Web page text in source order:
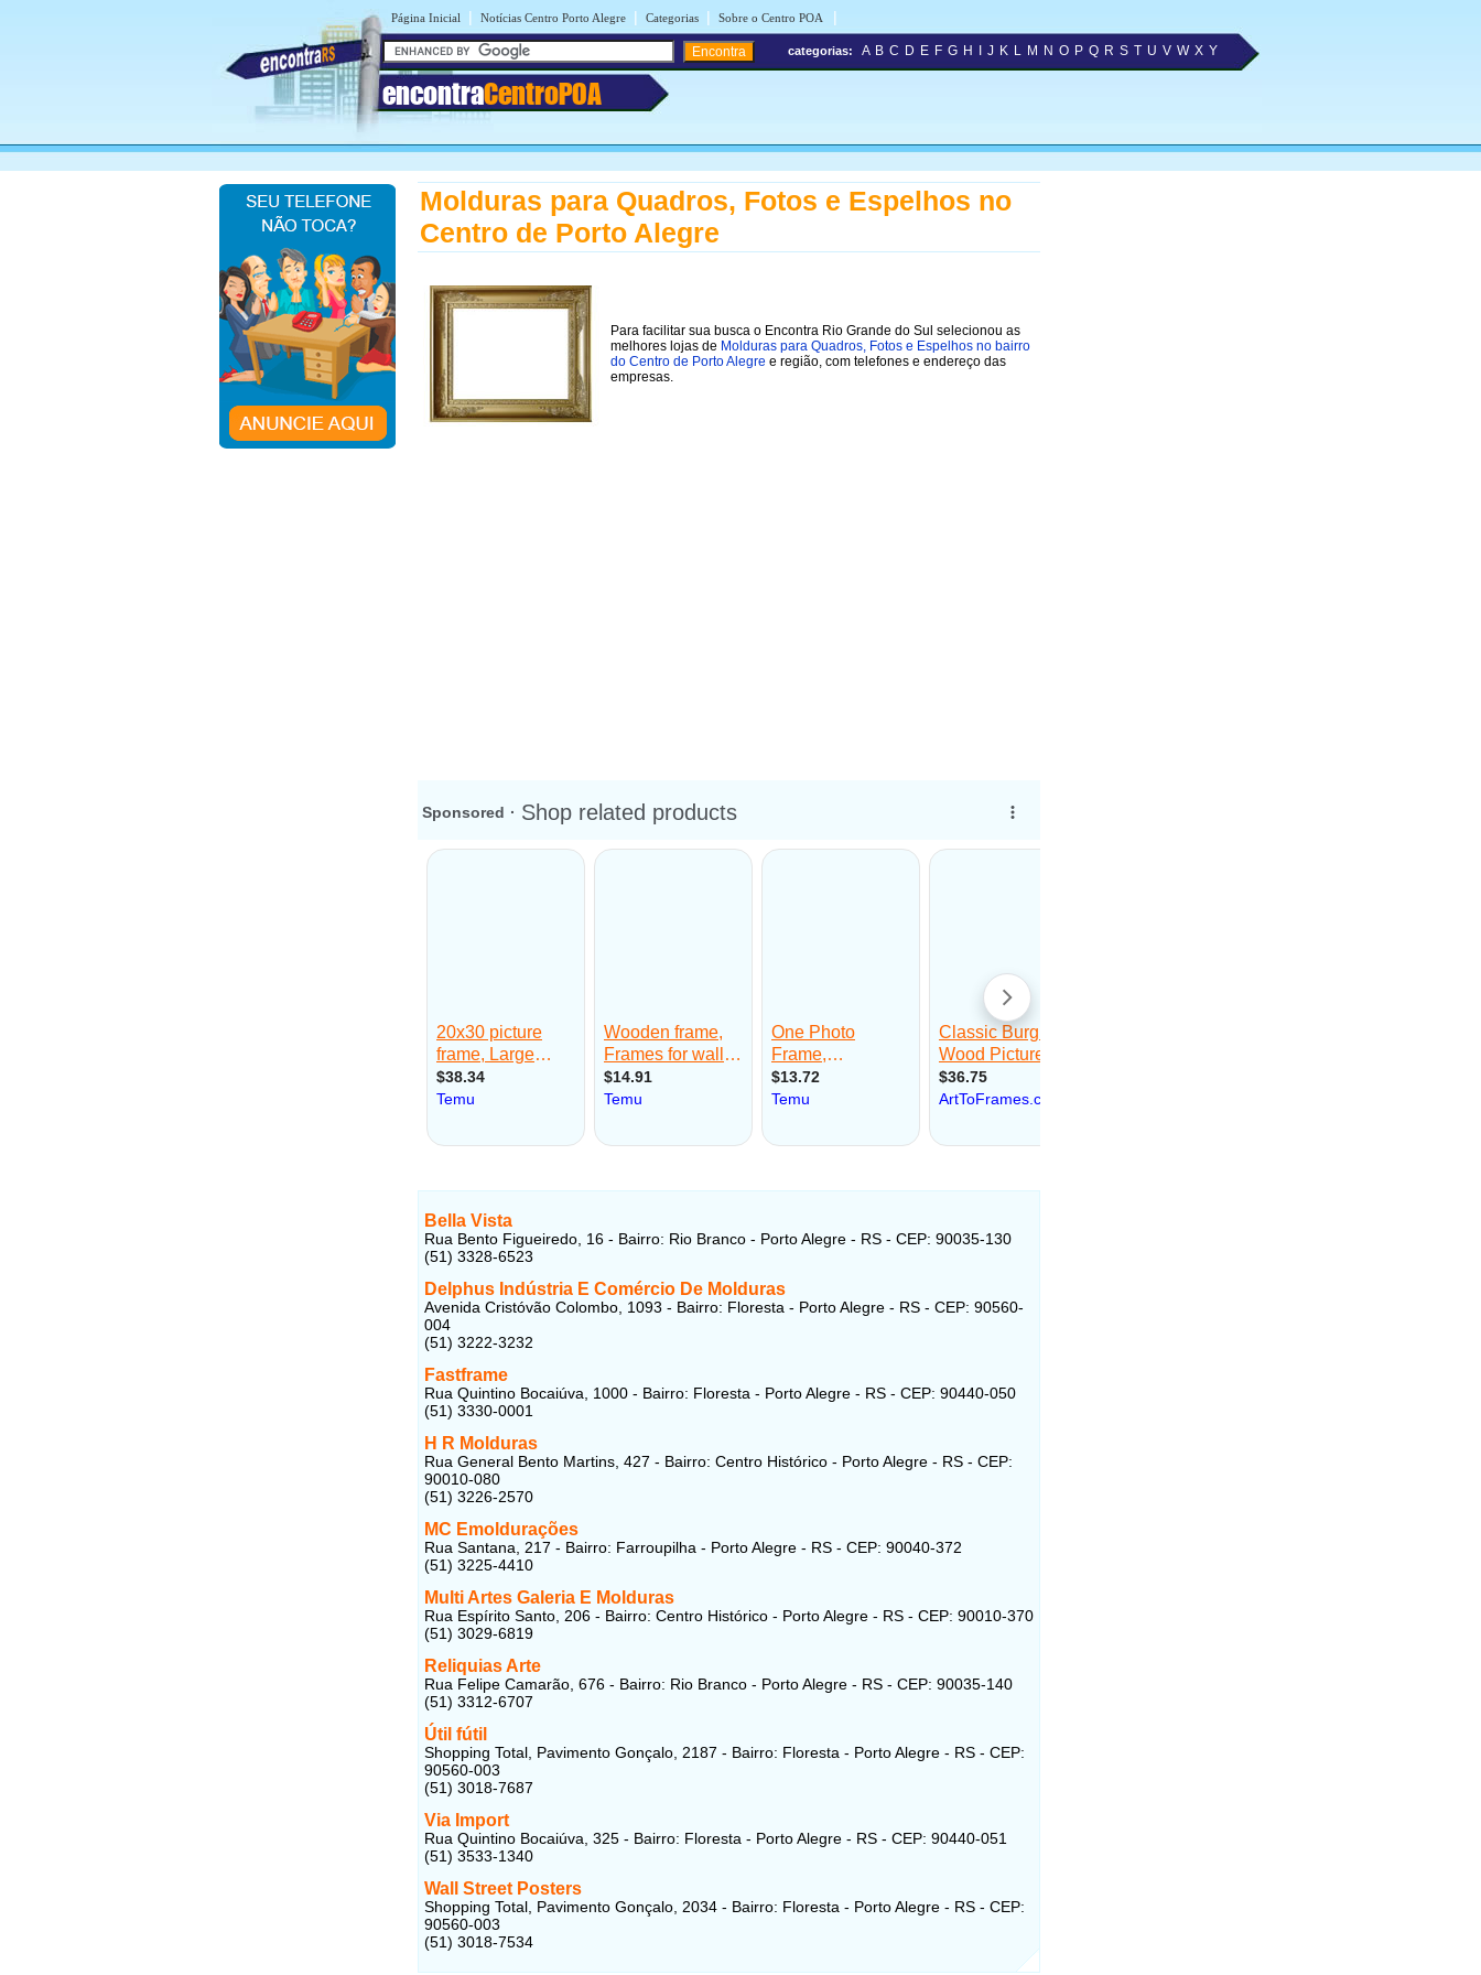
Página Inicial | Notícias Centro Porto Alegre | Categorias | Sobre o Centro POA |
encontraCentroPOA
categorias: A B C D E F G H J K L M N O P Q R S T U V W X Y
Molduras para Quadros, Fotos e Espelhos no
Centro de Porto Alegre
Para facilitar sua busca o Encontra Rio Grande do Sul selecionou as
melhores lojas de Molduras para Quadros, Fotos e Espelhos no bairro
do Centro de Porto Alegre e região, com telefones e endereço das
empresas.
Bella Vista
Rua Bento Figueiredo, 16 - Bairro: Rio Branco - Porto Alegre - RS - CEP: 90035-130
(51) 3328-6523
Delphus Indústria E Comércio De Molduras
Avenida Cristóvão Colombo, 1093 - Bairro: Floresta - Porto Alegre - RS - CEP: 90560-
004
(51) 3222-3232
Fastframe
Rua Quintino Bocaiúva, 1000 - Bairro: Floresta - Porto Alegre - RS - CEP: 90440-050
(51) 3330-0001
H R Molduras
Rua General Bento Martins, 427 - Bairro: Centro Histórico - Porto Alegre - RS - CEP:
90010-080
(51) 3226-2570
MC Emoldurações
Rua Santana, 217 - Bairro: Farroupilha - Porto Alegre - RS - CEP: 90040-372
(51) 3225-4410
Multi Artes Galeria E Molduras
Rua Espírito Santo, 206 - Bairro: Centro Histórico - Porto Alegre - RS - CEP: 90010-370
(51) 3029-6819
Reliquias Arte
Rua Felipe Camarão, 676 - Bairro: Rio Branco - Porto Alegre - RS - CEP: 90035-140
(51) 3312-6707
Útil fútil
Shopping Total, Pavimento Gonçalo, 2187 - Bairro: Floresta - Porto Alegre - RS - CEP:
90560-003
(51) 3018-7687
Via Import
Rua Quintino Bocaiúva, 325 - Bairro: Floresta - Porto Alegre - RS - CEP: 90440-051
(51) 3533-1340
Wall Street Posters
Shopping Total, Pavimento Gonçalo, 2034 - Bairro: Floresta - Porto Alegre - RS - CEP:
90560-003
(51) 3018-7534